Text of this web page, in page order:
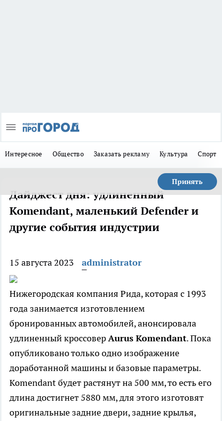
Интересное Общество Заказать рекламу Культура Спорт
Принять
Дайджест дня: удлиненный
Komendant, маленький Defender и
другие события индустрии
15 августа 2023 administrator
Нижегородская компания Рида, которая с 1993
года занимается изготовлением
бронированных автомобилей, анонсировала
удлиненный кроссоверAurus Komendant. Пока
опубликовано только одно изображение
доработанной машины и базовые параметры.
Komendant будет растянут на 500 мм, то есть его
длина достигнет 5880 мм, для этого изготовят
оригинальные задние двери, задние крылья,